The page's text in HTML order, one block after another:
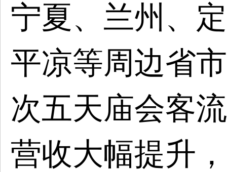
宁夏、兰州、
平凉等周边省
次五天庙会客
营收大幅提升